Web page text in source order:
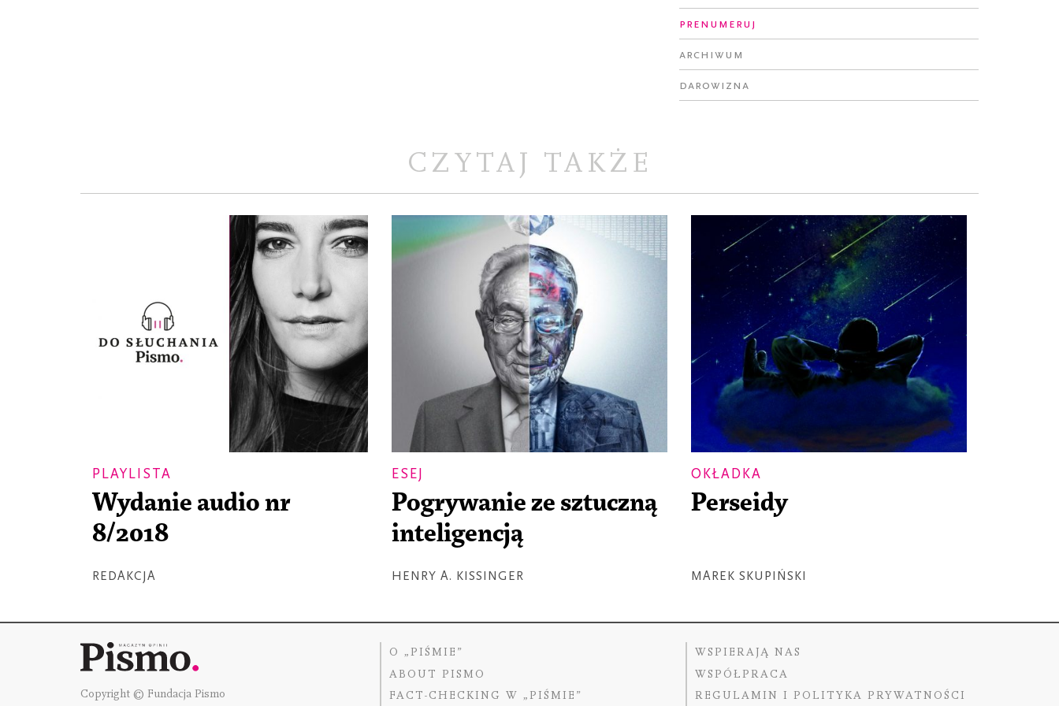
Prenumeruj
Archiwum
Darowizna
CZYTAJ TAKŻE
PLAYLISTA
Wydanie audio nr
8/2018
REDAKCJA
ESEJ
Pogrywanie ze sztuczną
inteligencją
HENRY A. KISSINGER
OKŁADKA
Perseidy
MAREK SKUPIŃSKI
Copyright © Fundacja Pismo
O „PIŚMIE”
ABOUT PISMO
FACT-CHECKING W „PIŚMIE”
WSPIERAJĄ NAS
WSPÓŁPRACA
REGULAMIN I POLITYKA PRYWATNOŚCI